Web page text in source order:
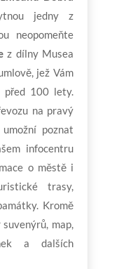
jedny z
neopomeňte
z dílny Musea
jež Vám
před 100 lety.
na pravý
poznat
infocentru
o městě i
trasy,
Kromě
map,
a dalších